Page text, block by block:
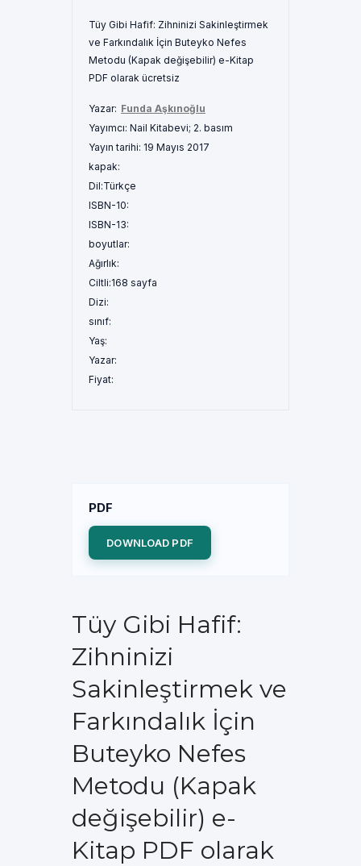
Tüy Gibi Hafif: Zihninizi Sakinleştirmek
ve Farkındalık İçin Buteyko Nefes
Metodu (Kapak değişebilir) e-Kitap
PDF olarak ücretsiz
Yazar: Funda Aşkınoğlu
Yayımcı: Nail Kitabevi; 2. basım
Yayın tarihi: 19 Mayıs 2017
kapak:
Dil:Türkçe
ISBN-10:
ISBN-13:
boyutlar:
Ağırlık:
Ciltli:168 sayfa
Dizi:
sınıf:
Yaş:
Yazar:
Fiyat:
PDF
DOWNLOAD PDF
Tüy Gibi Hafif:
Zihninizi
Sakinleştirmek ve
Farkındalık İçin
Buteyko Nefes
Metodu (Kapak
değişebilir) e-
Kitap PDF olarak